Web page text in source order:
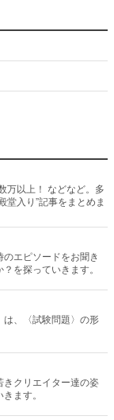
万以上！ などなど。多
堂入り”記事をまとめま
エピソードをお聞き
を探っていきます。
は、〈試験問題〉の形
きクリエイター達の姿
ます。